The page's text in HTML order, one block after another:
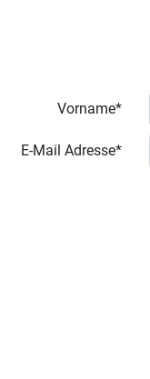
Vorname*
E-Mail Adresse*